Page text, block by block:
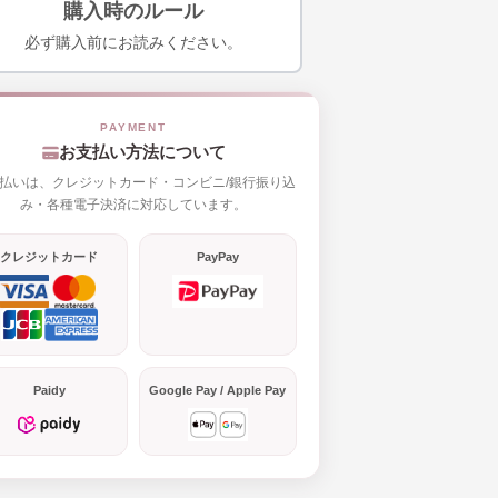
購入時のルール
必ず購入前にお読みください。
お支払い方法について
いは、クレジットカード・コンビニ/銀行振り込
み・各種電子決済に対応しています。
クレジットカード PayPay
Paidy Google Pay / Apple Pay